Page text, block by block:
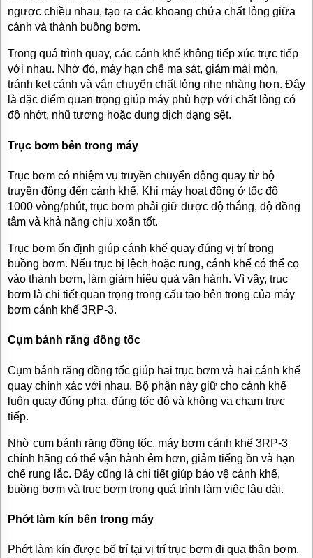
NHẬT
CHẤT
CAO
LIÊN
HỆ
ngược chiều nhau, tạo ra các khoang chứa chất lỏng giữa
cánh và thành buồng bơm.
Trong quá trình quay, các cánh khế không tiếp xúc trực tiếp
với nhau. Nhờ đó, máy hạn chế ma sát, giảm mài mòn,
tránh kẹt cánh và vận chuyển chất lỏng nhẹ nhàng hơn. Đây
là đặc điểm quan trọng giúp máy phù hợp với chất lỏng có
độ nhớt, nhũ tương hoặc dung dịch dạng sệt.
Trục bơm bên trong máy
Trục bơm có nhiệm vụ truyền chuyển động quay từ bộ
truyền động đến cánh khế. Khi máy hoạt động ở tốc độ
1000 vòng/phút, trục bơm phải giữ được độ thẳng, độ đồng
tâm và khả năng chịu xoắn tốt.
Trục bơm ổn định giúp cánh khế quay đúng vị trí trong
buồng bơm. Nếu trục bị lệch hoặc rung, cánh khế có thể cọ
vào thành bơm, làm giảm hiệu quả vận hành. Vì vậy, trục
bơm là chi tiết quan trọng trong cấu tạo bên trong của máy
bơm cánh khế 3RP-3.
Cụm bánh răng đồng tốc
Cụm bánh răng đồng tốc giúp hai trục bơm và hai cánh khế
quay chính xác với nhau. Bộ phận này giữ cho cánh khế
luôn quay đúng pha, đúng tốc độ và không va chạm trực
tiếp.
Nhờ cụm bánh răng đồng tốc, máy bơm cánh khế 3RP-3
chính hãng có thể vận hành êm hơn, giảm tiếng ồn và hạn
chế rung lắc. Đây cũng là chi tiết giúp bảo vệ cánh khế,
buồng bơm và trục bơm trong quá trình làm việc lâu dài.
Phớt làm kín bên trong máy
Phớt làm kín được bố trí tại vị trí trục bơm đi qua thân bơm.